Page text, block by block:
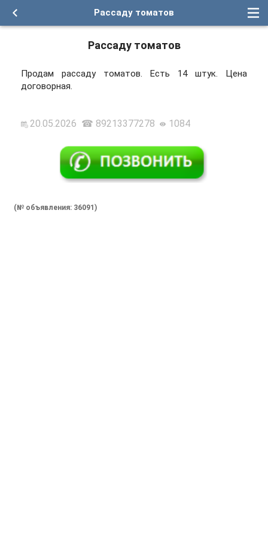
Рассаду томатов
Рассаду томатов
Продам рассаду томатов. Есть 14 штук. Цена
договорная.
20.05.2026 ☎ 89213377278 1084
(№ объявления: 36091)